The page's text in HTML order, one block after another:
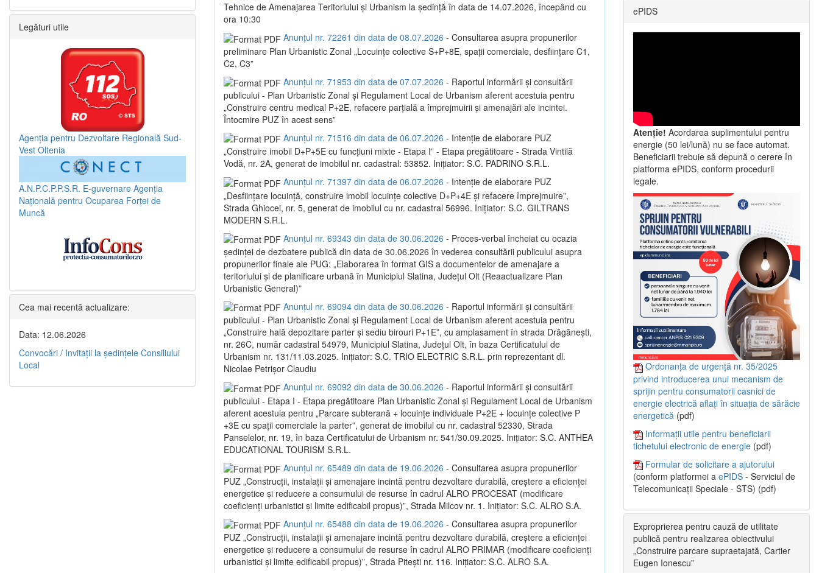
Tehnice de Amenajarea Teritoriului și Urbanism la ședință în data de 14.07.2026, începând cu
ora 10:30
Anunțul nr. 72261 din data de 08.07.2026 - Consultarea asupra propunerilor
preliminare Plan Urbanistic Zonal „Locuințe colective S+P+8E, spații comerciale, desființare C1,
C2, C3”
Anunțul nr. 71953 din data de 07.07.2026 - Raportul informării și consultării
publicului - Plan Urbanistic Zonal și Regulament Local de Urbanism aferent acestuia pentru
„Construire centru medical P+2E, refacere parțială a împrejmuirii și amenajări ale incintei.
Întocmire PUZ în acest sens”
Anunțul nr. 71516 din data de 06.07.2026 - Intenție de elaborare PUZ
„Construire imobil D+P+5E cu funcțiuni mixte - Etapa I” - Etapa pregătitoare - Strada Vintilă
Vodă, nr. 2A, generat de imobilul nr. cadastral: 53852. Inițiator: S.C. PADRINO S.R.L.
Anunțul nr. 71397 din data de 06.07.2026 - Intenție de elaborare PUZ
„Desființare locuință, construire imobil locuințe colective D+P+4E și refacere împrejmuire”,
Strada Ghiocei, nr. 5, generat de imobilul cu nr. cadastral 56996. Inițiator: S.C. GILTRANS
MODERN S.R.L.
Anunțul nr. 69343 din data de 30.06.2026 - Proces-verbal încheiat cu ocazia
ședinței de dezbatere publică din data de 30.06.2026 în vederea consultării publicului asupra
propunerilor finale ale PUG: „Elaborarea în format GIS a documentelor de amenajare a
teritoriului și de planificare urbană în Municipiul Slatina, Județul Olt (Reaactualizare Plan
Urbanistic General)”
Anunțul nr. 69094 din data de 30.06.2026 - Raportul informării și consultării
publicului - Plan Urbanistic Zonal și Regulament Local de Urbanism aferent acestuia pentru
„Construire hală depozitare parter și sediu birouri P+1E”, cu amplasament în strada Drăgănești,
nr. 26C, număr cadastral 54979, Municipiul Slatina, Județul Olt, în baza Certificatului de
Urbanism nr. 131/11.03.2025. Inițiator: S.C. TRIO ELECTRIC S.R.L. prin reprezentant dl.
Nicolae Petrișor Claudiu
Anunțul nr. 69092 din data de 30.06.2026 - Raportul informării și consultării
publicului - Etapa I - Etapa pregătitoare Plan Urbanistic Zonal și Regulament Local de Urbanism
aferent acestuia pentru „Parcare subterană + locuințe individuale P+2E + locuințe colective P
+3E cu spații comerciale la parter”, generat de imobilul cu nr. cadastral 52330, Strada
Panselelor, nr. 19, în baza Certificatului de Urbanism nr. 541/30.09.2025. Inițiator: S.C. ANTHEA
EDUCATIONAL TOURISM S.R.L.
Anunțul nr. 65489 din data de 19.06.2026 - Consultarea asupra propunerilor
PUZ „Construcții, instalații și amenajare incintă pentru dezvoltare durabilă, creștere a eficienței
energetice și reducere a consumului de resurse în cadrul ALRO PROCESAT (modificare
coeficienți urbanistici și limite edificabil propus)”, Strada Milcov nr. 1. Inițiator: S.C. ALRO S.A.
Anunțul nr. 65488 din data de 19.06.2026 - Consultarea asupra propunerilor
PUZ „Construcții, instalații și amenajare incintă pentru dezvoltare durabilă, creștere a eficienței
energetice și reducere a consumului de resurse în cadrul ALRO PRIMAR (modificare coeficienți
urbanistici și limite edificabil propus)”, Strada Pitești nr. 116. Inițiator: S.C. ALRO S.A.
Legături utile
Agenția pentru Dezvoltare Regională Sud-
Vest Oltenia
A.N.P.C.P.P.S.R. E-guvernare Agenția
Națională pentru Ocuparea Forței de
Muncă
Cea mai recentă actualizare:
Data: 12.06.2026
Convocări / Invitaţii la şedinţele Consiliului
Local
ePIDS
Atenție! Acordarea suplimentului pentru
energie (50 lei/lună) nu se face automat.
Beneficiarii trebuie să depună o cerere în
platforma ePIDS, conform procedurii
legale.
Ordonanța de urgență nr. 35/2025
privind introducerea unui mecanism de
sprijin pentru consumatorii casnici de
energie electrică aflați în situația de sărăcie
energetică (pdf)
Informații utile pentru beneficiarii
tichetului electronic de energie (pdf)
Formular de solicitare a ajutorului
(conform platformei a ePIDS - Serviciul de
Telecomunicații Speciale - STS) (pdf)
Exproprierea pentru cauză de utilitate
publică pentru realizarea obiectivului
„Construire parcare supraetajată, Cartier
Eugen Ionescu”